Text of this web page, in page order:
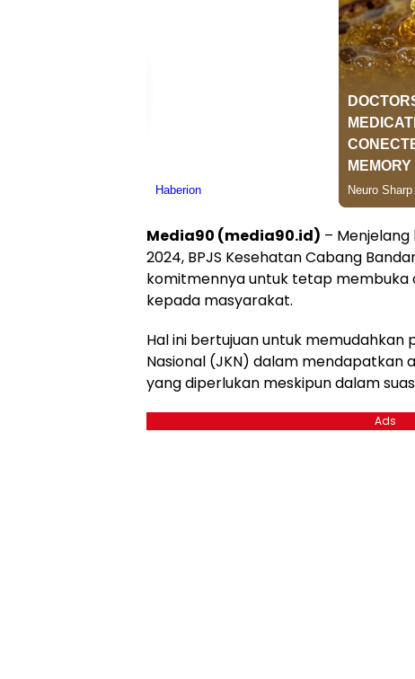
Media90 (media90.id) –
2024, BPJS Kesehatan Cabang
komitmennya untuk tetap membuka
kepada masyarakat.
Hal ini bertujuan untuk memudahkan
Nasional (JKN) dalam mendapatkan
yang diperlukan meskipun dalam
Ads